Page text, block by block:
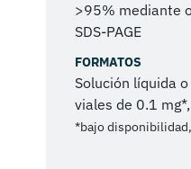
>95% mediante
SDS-PAGE
FORMATOS
Solución líquida
viales de 0.1
*bajo